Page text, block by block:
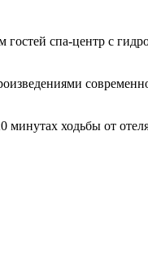
спа-центр с
ходьбы от